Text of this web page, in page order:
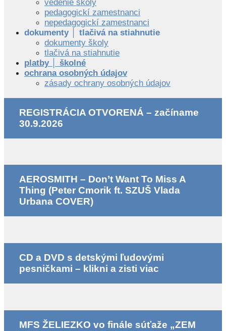
vedenie školy
pedagogickí zamestnanci
nepedagogickí zamestnanci
dokumenty │ tlačivá na stiahnutie
dokumenty školy
tlačivá na stiahnutie
platby │ školné
ochrana osobných údajov
zásady ochrany osobných údajov
REGISTRÁCIA OTVORENÁ – začíname
30.9.2026
AEROSMITH – Don’t Want To Miss A
Thing (Peter Cmorik ft. SZUŠ Vlada
Urbana COVER)
CD a DVD s detskými ľudovými
pesničkami – klikni a zisti viac
MFS ŽELIEZKO vo finále súťaže „ZEM